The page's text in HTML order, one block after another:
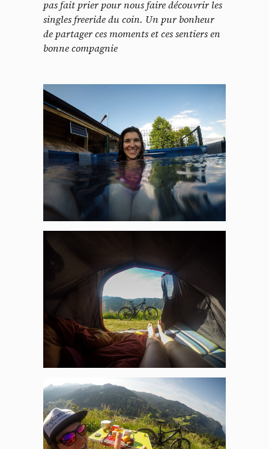
pas fait prier pour nous faire découvrir les
singles freeride du coin. Un pur bonheur
de partager ces moments et ces sentiers en
bonne compagnie